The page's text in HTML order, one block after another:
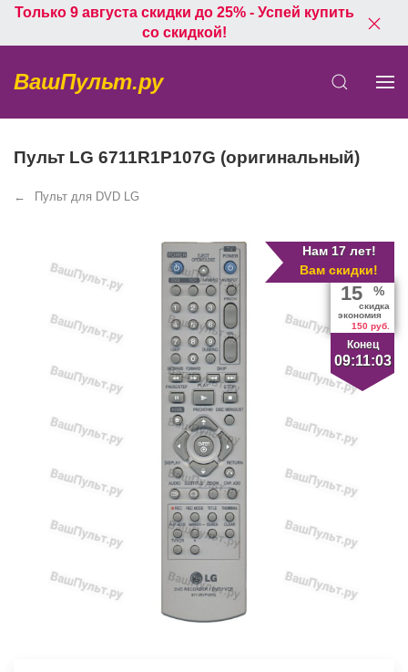
Только 9 августа скидки до 25% - Успей купить
со скидкой!
ВашПульт.ру
Пульт LG 6711R1P107G (оригинальный)
Пульт для DVD LG
Нам 17 лет!
Вам скидки!
Конец
09:11:03
15 %
скидка
экономия
150 руб.